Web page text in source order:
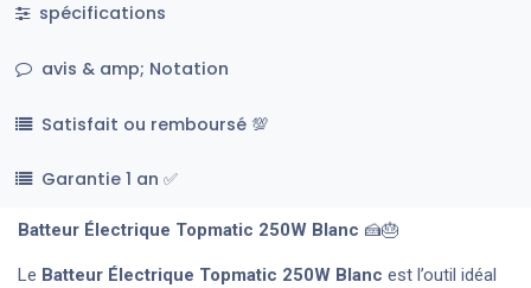
spécifications
avis & amp; Notation
Satisfait ou remboursé 💯
Garantie 1 an ✅
Batteur Électrique Topmatic 250W Blanc 🍰🎂
Le Batteur Électrique Topmatic 250W Blanc est l’outil idéal